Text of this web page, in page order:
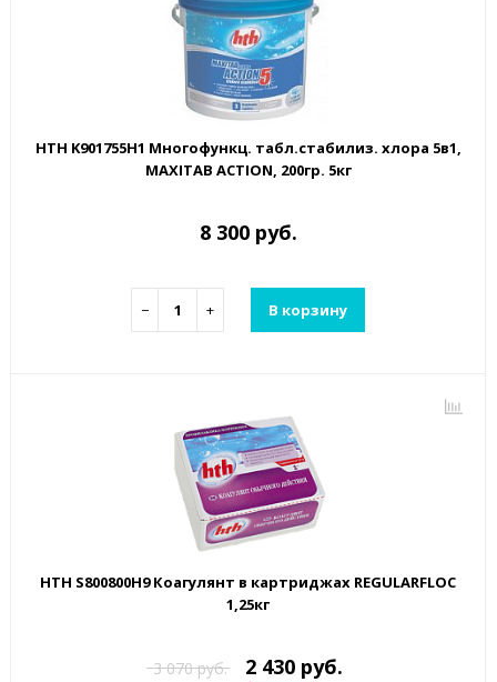
HTH K901755H1 Многофункц. табл.стабилиз. хлора 5в1,
MAXITAB ACTION, 200гр. 5кг
8 300 руб.
− + В корзину
HTH S800800H9 Коагулянт в картриджах REGULARFLOC
1,25кг
3 070 руб. 2 430 руб.